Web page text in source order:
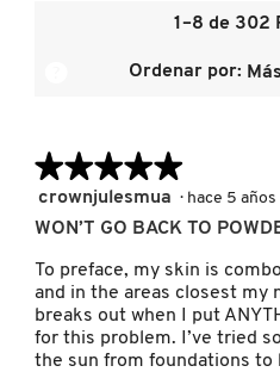
GIORGIO ARMANI
GIVENCHY
GLOSSIER
1–8 de 302
Ordenar por:
★★★★★
★★★★★
5
de
estrellas.
crownjulesmua · hace 5 años
WON’T GO BACK TO
To preface, my skin is
and in the areas closest my
breaks out when I put
for this problem. I’ve tried
the sun from foundations to